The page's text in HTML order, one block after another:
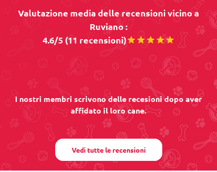
Valutazione media delle recensioni vicino a
Ruviano :
4.6/5 (11 recensioni)
I nostri membri scrivono delle recesioni dopo aver
affidato il loro cane.
Vedi tutte le recensioni